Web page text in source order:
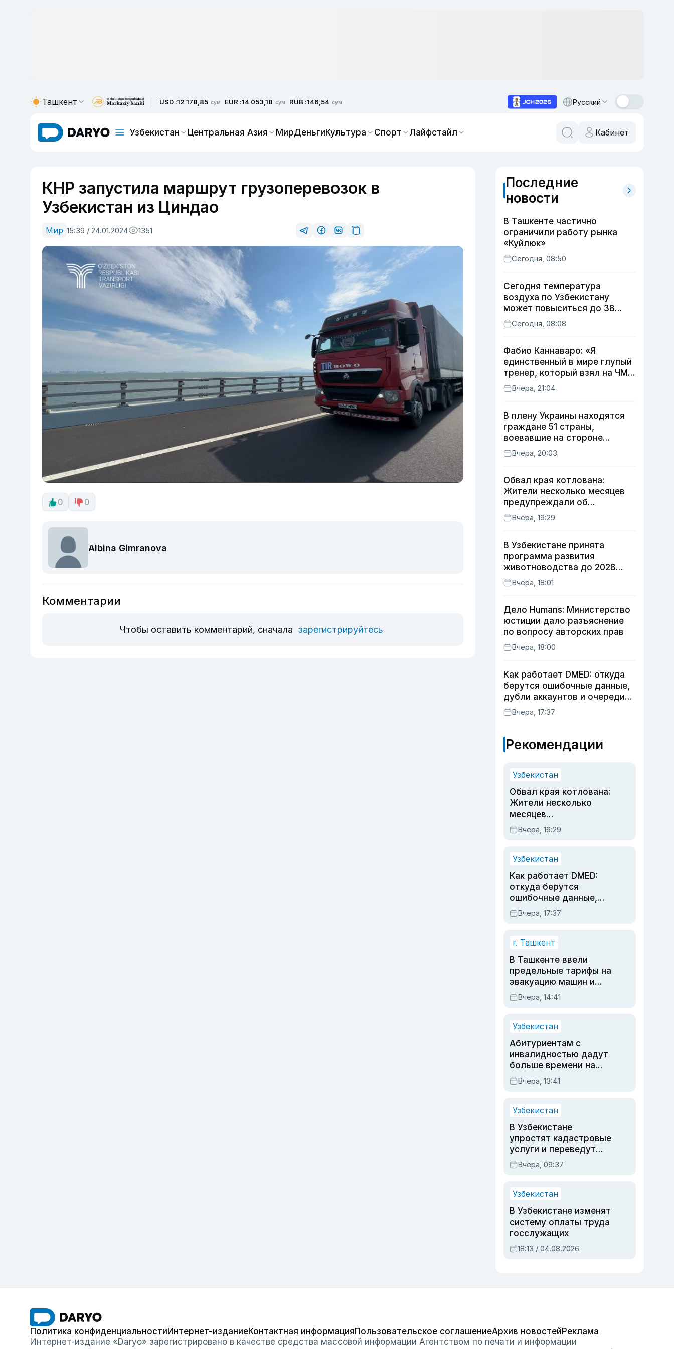
Ташкент USD :12 178,85 сум EUR :14 053,18 сум RUB :146,54 сум Русский
Узбекистан Центральная Азия МирДеньгиКультура Спорт Лайфстайл Кабинет
КНР запустила маршрут грузоперевозок в
Узбекистан из Циндао
Мир 15:39 / 24.01.2024 1351
0 0
Albina Gimranova
Комментарии
Чтобы оставить комментарий, сначала зарегистрируйтесь
Последние
новости
В Ташкенте частично
ограничили работу рынка
«Куйлюк»
Сегодня, 08:50
Сегодня температура
воздуха по Узбекистану
может повыситься до 38
градусов
Сегодня, 08:08
Фабио Каннаваро: «Я
единственный в мире глупый
тренер, который взял на ЧМ
футболиста с травмой»
Вчера, 21:04
В плену Украины находятся
граждане 51 страны,
воевавшие на стороне
России
Вчера, 20:03
Обвал края котлована:
Жители несколько месяцев
предупреждали об
опасности, но стройка
продолжалась
Вчера, 19:29
В Узбекистане принята
программа развития
животноводства до 2028
годаВчера, 18:01
Дело Humans: Министерство
юстиции дало разъяснение
по вопросу авторских прав
Вчера, 18:00
Как работает DMED: откуда
берутся ошибочные данные,
дубли аккаунтов и очереди
по онлайн-записи
Вчера, 17:37
Рекомендации
Узбекистан
Обвал края котлована:
Жители несколько
месяцев
предупреждали об
опасности, но стройка
Вчера, 19:29
Узбекистан
Как работает DMED:
откуда берутся
ошибочные данные,
дубли аккаунтов и
очереди по онлайн-
Вчера, 17:37
г. Ташкент
В Ташкенте ввели
предельные тарифы на
эвакуацию машин и
штрафстоянки
Вчера, 14:41
Узбекистан
Абитуриентам с
инвалидностью дадут
больше времени на
вступительных
экзаменах
Вчера, 13:41
Узбекистан
В Узбекистане
упростят кадастровые
услуги и переведут
регистрацию
недвижимости в
Вчера, 09:37
Узбекистан
В Узбекистане изменят
систему оплаты труда
госслужащих
18:13 / 04.08.2026
Политика конфиденциальностиИнтернет-изданиеКонтактная информацияПользовательское соглашениеАрхив новостейРеклама
Интернет-издание «Daryo» зарегистрировано в качестве средства массовой информации Агентством по печати и информации